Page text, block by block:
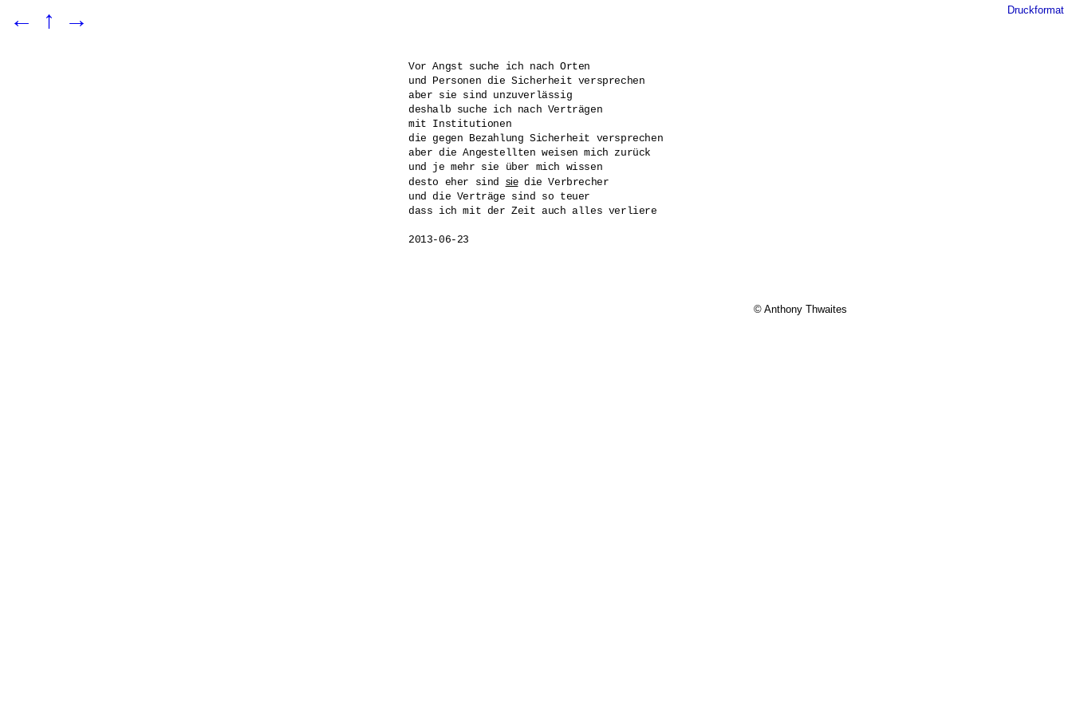
← ↑ → Druckformat
Vor Angst suche ich nach Orten
und Personen die Sicherheit versprechen
aber sie sind unzuverlässig
deshalb suche ich nach Verträgen
mit Institutionen
die gegen Bezahlung Sicherheit versprechen
aber die Angestellten weisen mich zurück
und je mehr sie über mich wissen
desto eher sind sie die Verbrecher
und die Verträge sind so teuer
dass ich mit der Zeit auch alles verliere
2013-06-23
© Anthony Thwaites